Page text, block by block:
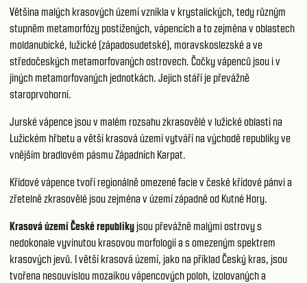
Většina malých krasových území vznikla v krystalických, tedy různým
stupněm metamorfózy postižených, vápencích a to zejména v oblastech
moldanubické, lužické (západosudetské), moravskoslezské a ve
středočeských metamorfovaných ostrovech. Čočky vápenců jsou i v
jiných metamorfovaných jednotkách. Jejich stáří je převážně
staroprvohorní.
Jurské vápence jsou v malém rozsahu zkrasovělé v lužické oblasti na
Lužickém hřbetu a větší krasová území vytváří na východě republiky ve
vnějším bradlovém pásmu Západních Karpat.
Křídové vápence tvoří regionálně omezené facie v české křídové pánvi a
zřetelně zkrasovělé jsou zejména v území západně od Kutné Hory.
Krasová území České republiky jsou převážně malými ostrovy s
nedokonale vyvinutou krasovou morfologií a s omezeným spektrem
krasových jevů. I větší krasová území, jako na příklad Český kras, jsou
tvořena nesouvislou mozaikou vápencových poloh, izolovaných a